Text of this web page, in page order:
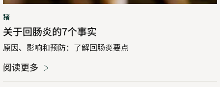
猪
关于回肠炎的7个事实
原因、影响和预防：了解回肠炎要点
阅读更多